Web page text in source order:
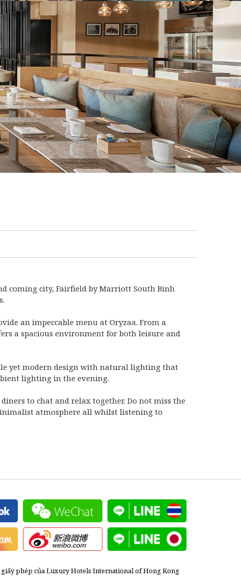
coming city, Fairfield by Marriott South Binh
an impeccable menu at Oryzaa. From a
a spacious environment for both leisure and
yet modern design with natural lighting that
lighting in the evening.
to chat and relax together. Do not miss the
atmosphere all whilst listening to
phép của Luxury Hotels International of Hong Kong